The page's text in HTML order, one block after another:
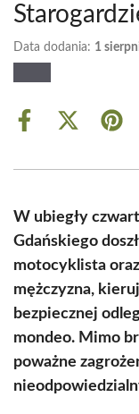
Data dodania: 1
Share
Share
(Twitter)
W ubiegły
Gdańskiego
motocyklista
mężczyzna,
bezpiecznej
mondeo. Mimo
poważne